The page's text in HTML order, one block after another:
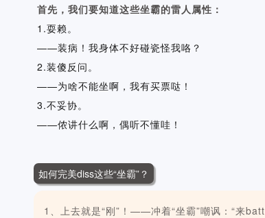
首先，我们要知道这些坐霸的雷人属性：
1.耍赖。
——装病！我身体不好碰瓷怪我咯？
2.装傻反问。
——为啥不能坐啊，我有买票哒！
3.不妥协。
——侬讲什么啊，偶听不懂哇！
如何完美diss这些“坐霸”？
1、上去就是“刚”！——冲着“坐霸”嘲讽：“来